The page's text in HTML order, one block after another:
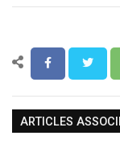
ARTICLES